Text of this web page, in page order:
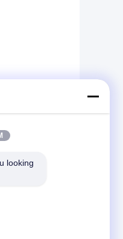
looking